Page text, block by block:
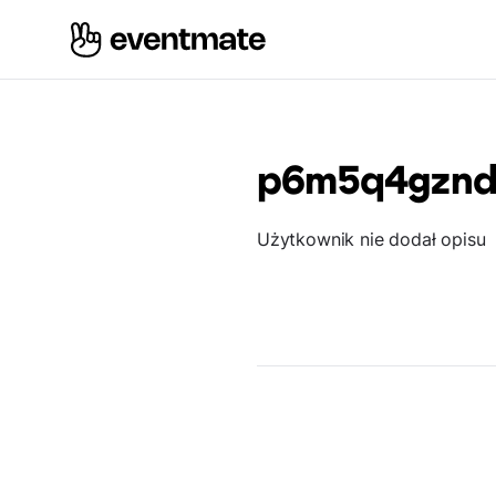
Użytkownik nie dodał opisu